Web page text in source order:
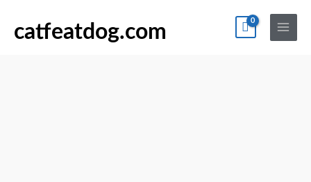
catfeatdog.com
Main
Menu
Фурмінатор
FURminator